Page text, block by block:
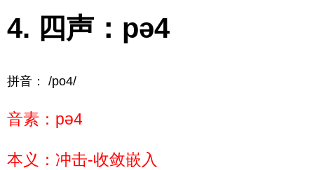
四声：pə4
拼音： /po4/
音素：pə4
本义：冲击-收敛嵌入